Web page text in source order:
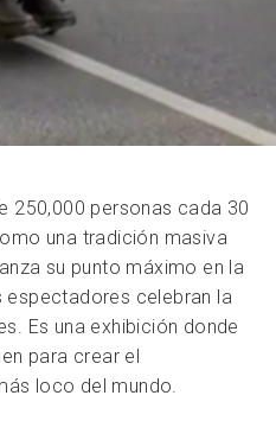
250,000 personas cada 30
una tradición masiva
su punto máximo en la
espectadores celebran la
Es una exhibición donde
para crear el
loco del mundo.